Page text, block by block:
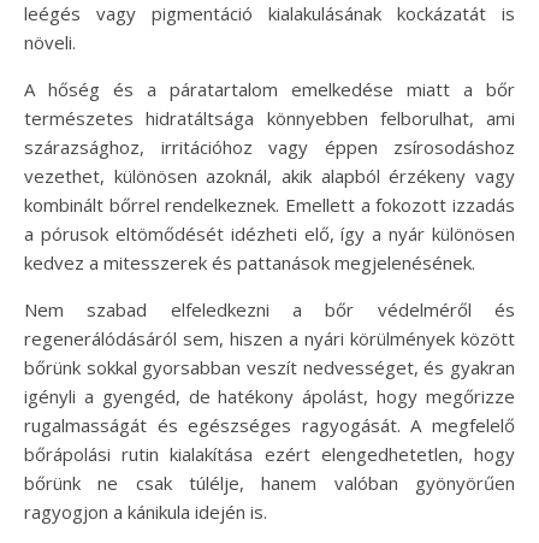
leégés vagy pigmentáció kialakulásának kockázatát is
növeli.
A hőség és a páratartalom emelkedése miatt a bőr
természetes hidratáltsága könnyebben felborulhat, ami
szárazsághoz, irritációhoz vagy éppen zsírosodáshoz
vezethet, különösen azoknál, akik alapból érzékeny vagy
kombinált bőrrel rendelkeznek. Emellett a fokozott izzadás
a pórusok eltömődését idézheti elő, így a nyár különösen
kedvez a mitesszerek és pattanások megjelenésének.
Nem szabad elfeledkezni a bőr védelméről és
regenerálódásáról sem, hiszen a nyári körülmények között
bőrünk sokkal gyorsabban veszít nedvességet, és gyakran
igényli a gyengéd, de hatékony ápolást, hogy megőrizze
rugalmasságát és egészséges ragyogását. A megfelelő
bőrápolási rutin kialakítása ezért elengedhetetlen, hogy
bőrünk ne csak túlélje, hanem valóban gyönyörűen
ragyogjon a kánikula idején is.